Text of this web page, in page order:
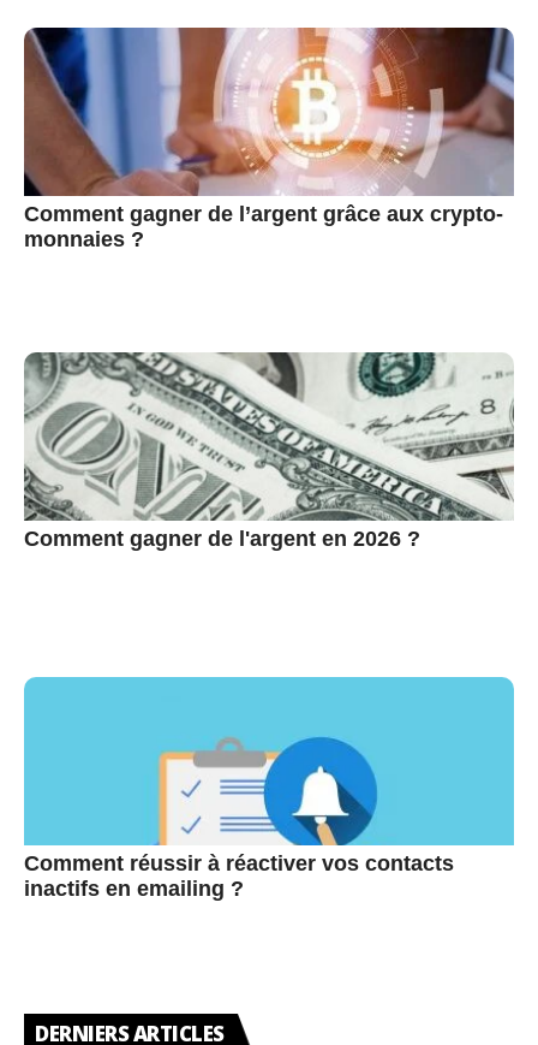
Comment gagner de l’argent grâce aux crypto-
monnaies ?
Comment gagner de l'argent en 2026 ?
Comment réussir à réactiver vos contacts
inactifs en emailing ?
DERNIERS ARTICLES